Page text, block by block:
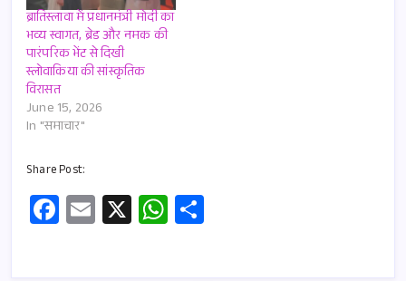
ब्रातिस्लावा में प्रधानमंत्री मोदी का
भव्य स्वागत, ब्रेड और नमक की
पारंपरिक भेंट से दिखी
स्लोवाकिया की सांस्कृतिक
विरासत
June 15, 2026
In "समाचार"
Share Post:
Fa
ce
E
m
X W
h